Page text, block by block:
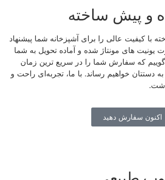
و پیش ساخته
با کیفیت عالی را برای آشپزخانه شما پیشنهاد
یونیت‌ های مونتاژ شده و آماده تحویل به شما
گوییم که سفارش شما را در سریع‌ ترین زمان
دستتان خواهیم رساند. با ما، تجربه‌ای راحت و
اکنون سفارش دهید